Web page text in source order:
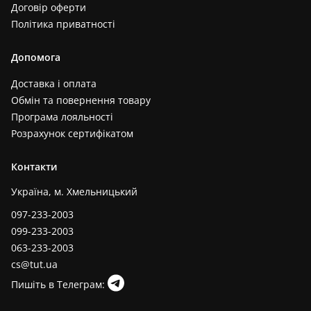
Договір оферти
Політика приватності
Допомога
Доставка і оплата
Обмін та повернення товару
Програма лояльності
Розрахунок сертифікатом
Контакти
Україна, м. Хмельницький
097-233-2003
099-233-2003
063-233-2003
cs@tut.ua
Пишіть в Телеграм: